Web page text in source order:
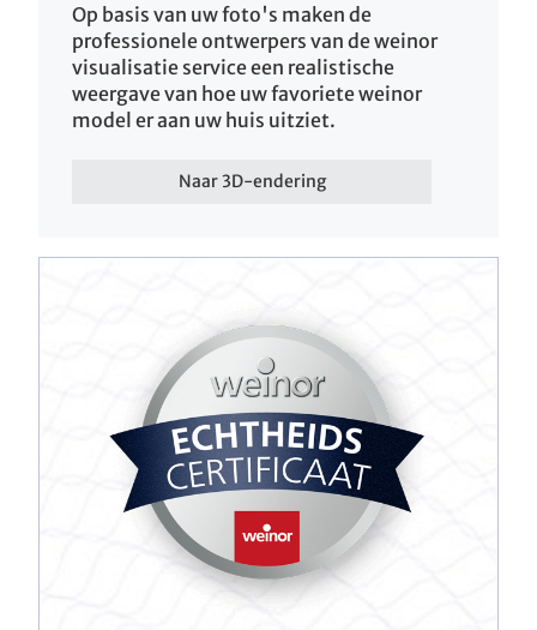
Op basis van uw foto's maken de
professionele ontwerpers van de weinor
visualisatie service een realistische
weergave van hoe uw favoriete weinor
model er aan uw huis uitziet.
Naar 3D-endering